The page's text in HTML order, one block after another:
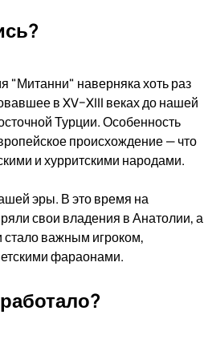
"Митанни" наверняка хоть раз
в XV–XIII веках до нашей
Турции. Особенность
происхождение — что
и хурритскими народами.
эры. В это время на
свои владения в Анатолии, а
важным игроком,
фараонами.